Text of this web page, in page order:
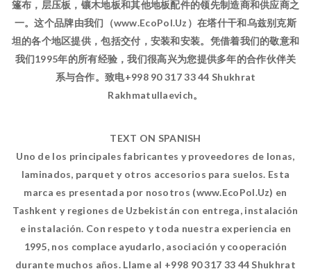
篷布，层压板，镶木地板和其他地板配件的领先制造商和供应商之
一。这个品牌由我们（www.EcoPol.Uz）在塔什干和乌兹别克斯
坦的各个地区提供，包括交付，安装和安装。凭借着我们的敬意和
我们1995年的所有经验，我们很高兴为您提供多年的合作伙伴关
系与合作。致电+998 90 317 33 44 Shukhrat
Rakhmatullaevich。
TEXT ON SPANISH
Uno de los principales fabricantes y proveedores de lonas,
laminados, parquet y otros accesorios para suelos. Esta
marca es presentada por nosotros (www.EcoPol.Uz) en
Tashkent y regiones de Uzbekistán con entrega, instalación
e instalación. Con respeto y toda nuestra experiencia en
1995, nos complace ayudarlo, asociación y cooperación
durante muchos años. Llame al +998 90 317 33 44 Shukhrat